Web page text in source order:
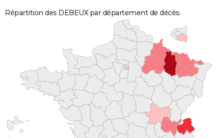
Répartition des DEBEUX par département de décès.